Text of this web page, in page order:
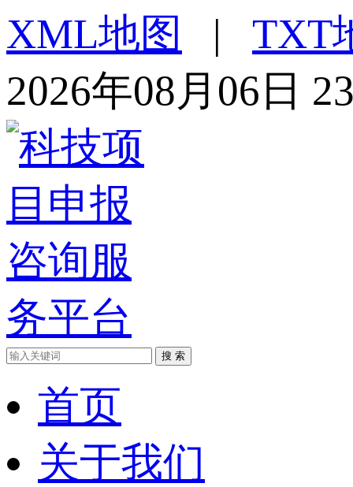
XML地图 | TXT
2026年08月06日
搜 索
首页
关于我们